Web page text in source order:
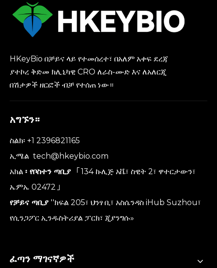
HKeyBio በቻይና ላይ የተመሰረተ፣ በአለም አቀፍ ደረጃ
ያተኮረ ቅድመ ክሊኒካዊ CRO ለራስ-ሙድ እና ለአለርጂ
በሽታዎች ዘርፎች ብቻ የተሰጠ ነው።
አግኙን።
ስልክ፡ +1 2396821165
ኢሜል tech@hkeybio.com
አክል ፡ የቦስተን ጣቢያ
「134 ኩሊጅ አቬ፣ ስዊት 2፣ ዋተርታውን፣
ኤምኤ 02472」
የቻይና ጣቢያ ''ክፍል 205፣ ህንፃ ቢ፣ አስሴንዳስ iHub Suzhou፣
የሲንጋፖር ኢንዱስትሪያል ፓርክ፣ ጂያንግሱ»
ፈጣን ማገናኛዎች